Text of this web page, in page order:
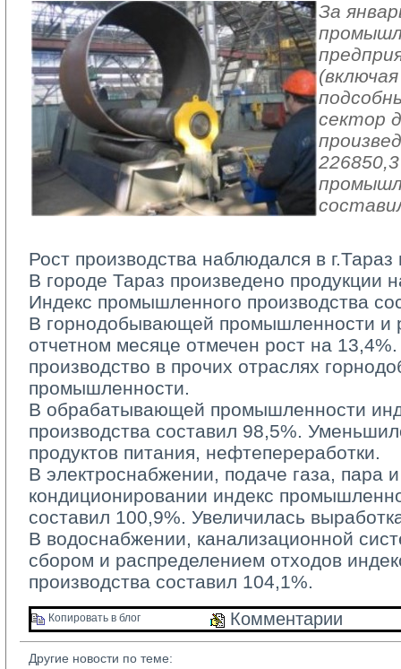
За
сектор
Рост производства наблюдался в
В городе Тараз произведено продукции
Индекс промышленного производства
В горнодобывающей промышленности и
отчетном месяце отмечен рост на
производство в прочих отраслях
промышленности.
В обрабатывающей промышленности
производства составил 98,5%.
продуктов питания, нефтепереработки.
В электроснабжении, подаче газа, пара
кондиционировании индекс
составил 100,9%. Увеличилась
В водоснабжении, канализационной
сбором и распределением отходов
производства составил 104,1%.
Копировать в блог Комментарии
Другие новости по теме: